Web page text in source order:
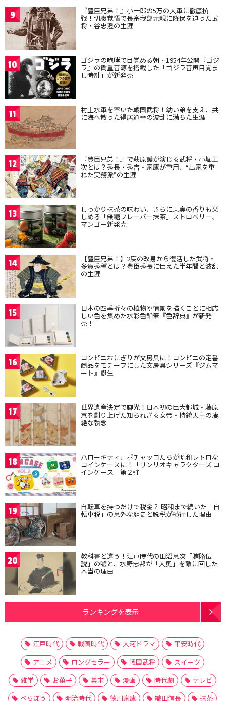
9 『豊臣兄弟！』小一郎の5万の大軍に徹底抗
戦！切腹覚悟で長宗我部元親に降伏を迫った武
将・谷忠澄の生涯
10 ゴジラの咆哮で目覚める朝…1954年公開『ゴジ
ラ』の貴重音源を搭載した「ゴジラ音声目覚ま
し時計」が新発売
11 村上水軍を率いた戦国武将！幼い弟を支え、共
に海へ散った得居通幸の波乱に満ちた生涯
12 『豊臣兄弟！』で萩原護が演じる武将・小堀正
次とは？秀長・秀吉・家康が重用、“出家を重
ねた実務派”の生涯
13 しっかり抹茶の味わい、さらに果実の香りも楽
しめる「無糖フレーバー抹茶」ストロベリー、
マンゴー新発売
14 【豊臣兄弟！】2度の改易から復活した武将・
多賀秀種とは？豊臣秀長に仕えた半年間と波乱
の生涯
15 日本の四季折々の植物や情景を描くことに相応
しい色を集めた水彩色鉛筆『色辞典』が新発
売！
16 コンビニおにぎりが文房具に！コンビニの定番
商品をモチーフにした文房具シリーズ『ジムマ
ート』誕生
17 世界遺産決定で脚光！日本初の巨大都城・藤原
京を創り上げた知られざる女帝・持統天皇の凄
絶な執念
18 ハローキティ、ポチャッコたちが昭和レトロな
コインケースに！「サンリオキャラクターズ コ
インケース」第２弾
19 自転車を持つだけで税金？ 昭和まで続いた「自
転車税」の意外な歴史と脱税が横行した理由
20 教科書と違う！江戸時代の田沼意次「賄賂伝
説」の嘘と、水野忠邦が「大奥」を敵に回した
本当の理由
ランキングを表示
江戸時代 戦国時代 大河ドラマ
平安時代
アニメ
ロングセラー 戦国武将
スイーツ
雑学
お菓子 幕末 漫画 時代劇
テレビ
べらぼう
明治時代 徳川家康 織田信長
抹茶